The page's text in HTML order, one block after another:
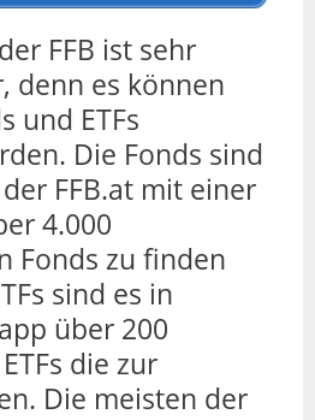
FFB ist sehr
denn es können
und ETFs
Die Fonds sind
FFB.at mit einer
4.000
Fonds zu finden
sind es in
über 200
die zur
Die meisten der